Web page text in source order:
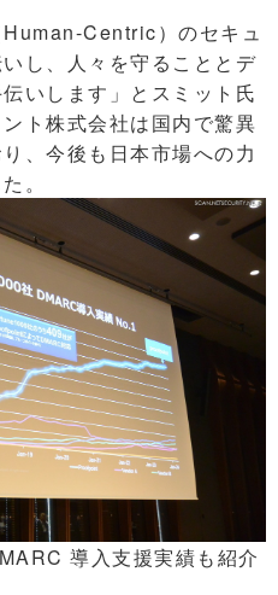
Centric）のセキュ
し、人々を守ることとデ
いします」とスミット氏
ト株式会社は国内で驚異
、今後も日本市場への力
。
導入支援実績も紹介